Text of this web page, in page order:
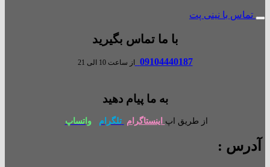
تماس با نینی پت
با ما تماس بگیرید
09104440187 از ساعت 10 الی 21
به ما پیام دهید
از طریق اپ اینستاگرام تلگرام واتساپ
آدرس :